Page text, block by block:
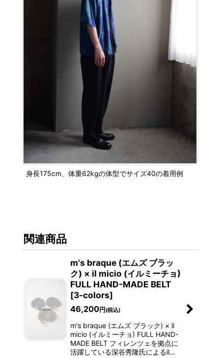
身長175cm、体重62kgの体型でサイズ40の着用例
関連商品
m's braque (エムズ ブラッ
ク) × il micio (イルミーチョ)
FULL HAND-MADE BELT
[3-colors]
46,200円 (税込)
m's braque (エムズ ブラック) × il
micio (イルミーチョ) FULL HAND-
MADE BELT フィレンツェを拠点に
活躍している深谷秀隆氏によるil…